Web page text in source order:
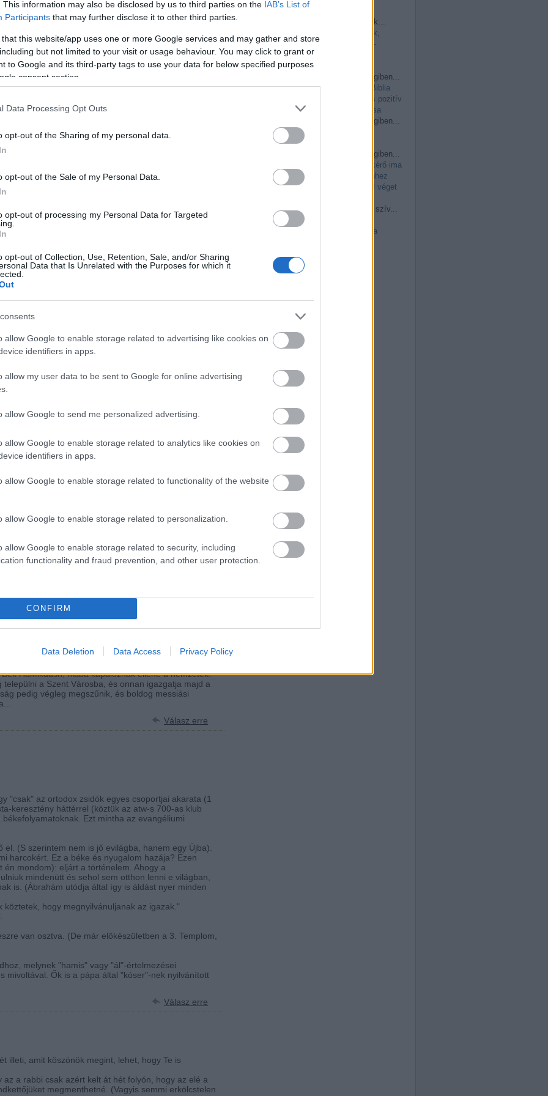
This information may also be disclosed by us to third parties on the IAB’s List of
Participants that may further disclose it to other third parties.
that this website/app uses one or more Google services and may gather and store
but not limited to your visit or usage behaviour. You may click to grant or
to Google and its third-party tags to use your data for below specified purposes
consent section.
Data Processing Opt Outs
opt-out of the Sharing of my personal data.
opt-out of the Sale of my Personal Data.
opt-out of processing my Personal Data for Targeted
opt-out of Collection, Use, Retention, Sale, and/or Sharing
Data that Is Unrelated with the Purposes for which it
allow Google to enable storage related to advertising like cookies on
identifiers in apps.
allow my user data to be sent to Google for online advertising
allow Google to send me personalized advertising.
allow Google to enable storage related to analytics like cookies on
identifiers in apps.
allow Google to enable storage related to functionality of the website
allow Google to enable storage related to personalization.
allow Google to enable storage related to security, including
functionality and fraud prevention, and other user protection.
CONFIRM
Data Deletion Data Access Privacy Policy
Friss topikok
Ellopott k...
Nők,
feminizmus, anyaság –
védőbeszéd a valódi
szabadság mellett
Nemrégiben...
(2026.05.11. 14:48
A Biblia
történeti hitelessége és pozitív
tartalma: Isten intimitása
Nemrégiben...
2026.05.11. 14:46
Szerzetesek imája
Nemrégiben...
A kérő ima
természetéről: ha Istenhez
fohászkodunk, azonnal véget
csilla vargáné:
Nehéz szív...
2026.02.12. 15:37
aszketika és a misztika
fontosságáról
Tetszik 0
vallások követői
ugyanahhoz az
szabadság
id/1888643
Részletek a Felhasználási feltételekbenés az adatvédelmi tájékoztatóban
(169)
14:18:52
értem, de ez így van jól, nem kell mindent értenem...
elolvasni.
19:23:07
egy keresztény szereti Izraelt és a zsidókat? Ha eljön
HaMikdash, hiába kapálóznak ellene a nemzetek!
a Szent Városba, és onnan igazgatja majd a
pedig végleg megszűnik, és boldog messiási
Válasz erre
"csak" az ortodox zsidók egyes csoportjai akarata (1
keresztény háttérrel (köztük az atw-s 700-as klub
Ezt mintha az evangéliumi
el. (S szerintem nem is jő evilágba, hanem egy Újba).
harcokért. Ez a béke és nyugalom hazája? Ezen
én mondom): eljárt a történelem. Ahogy a
mindenütt és sehol sem otthon lenni e világban,
is. (Ábrahám utódja által így is áldást nyer minden
köztetek, hogy megnyilvánuljanak az igazak."
van osztva. (De már előkészületben a 3. Templom,
melynek "hamis" vagy "ál"-értelmezései
mivoltával. Ők is a pápa által "kóser"-nek nyilvánított
Válasz erre
illeti, amit köszönök megint, lehet, hogy Te is
a rabbi csak azért kelt át hét folyón, hogy az elé a
megmenthetné. (Vagyis semmi erkölcstelen